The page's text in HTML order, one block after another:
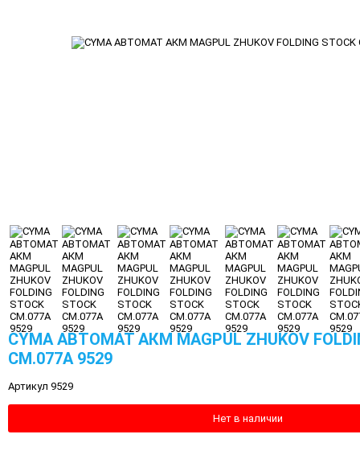
CYMA АВТОМАТ АКM MAGPUL ZHUKOV
CM.077A 9529
Артикул 9529
Нет в наличии